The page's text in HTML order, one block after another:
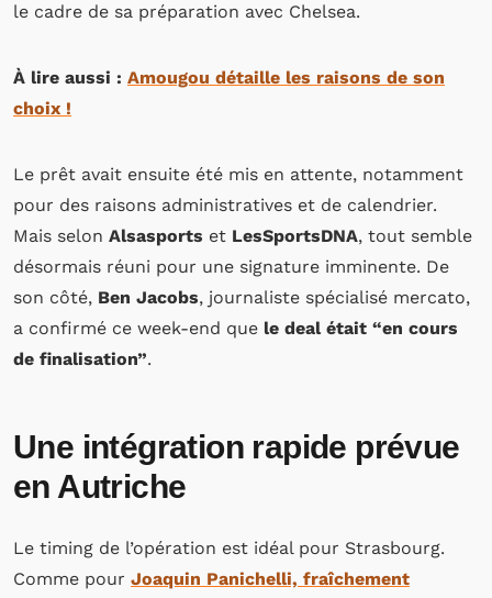
le cadre de sa préparation avec Chelsea.
À lire aussi : Amougou détaille les raisons de son
choix !
Le prêt avait ensuite été mis en attente, notamment
pour des raisons administratives et de calendrier.
Mais selon Alsasports et LesSportsDNA, tout semble
désormais réuni pour une signature imminente. De
son côté, Ben Jacobs, journaliste spécialisé mercato,
a confirmé ce week-end que le deal était “en cours
de finalisation”.
Une intégration rapide prévue
en Autriche
Le timing de l’opération est idéal pour Strasbourg.
Comme pour Joaquin Panichelli, fraîchement